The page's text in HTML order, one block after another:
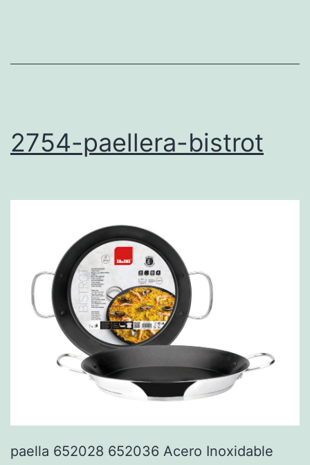
2754-paellera-bistrot
paella 652028 652036 Acero Inoxidable